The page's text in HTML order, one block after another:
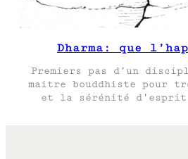
Dharma: que
Premiers pas d’un
maitre bouddhiste pour
et la sérénité